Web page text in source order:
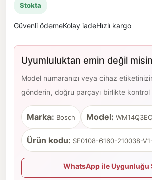
Stokta
Güvenli ödemeKolay iadeHızlı kargo
Uyumluluktan emin değil
Model numaranızı veya cihaz
gönderin, doğru parçayı birlikte kontrol
Marka: Bosch Model:
Ürün kodu: SE0108-6160-210038-
WhatsApp ile Uygunluğu